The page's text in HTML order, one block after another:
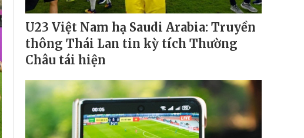
U23 Việt Nam hạ Saudi Arabia: Truyền
thông Thái Lan tin kỳ tích Thường
Châu tái hiện